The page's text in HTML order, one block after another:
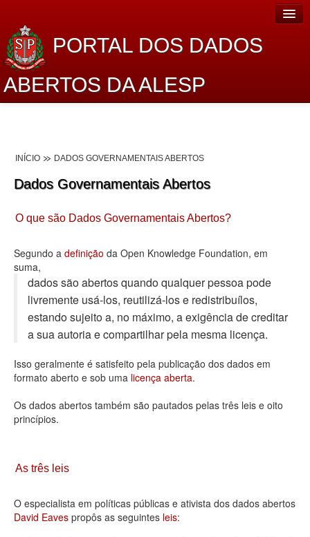
PORTAL DOS DADOS
ABERTOS DA ALESP
Lei de Acesso à Informação
Dados Governamentais Abertos
Planejamento
Catálogo de dados
Processo Legislativo
Deputados Estaduais
Administração
Legislação
Agenda
Contato
INÍCIO DADOS GOVERNAMENTAIS ABERTOS
Dados Governamentais Abertos
O que são Dados Governamentais Abertos?
Segundo a definição da Open Knowledge Foundation, em
suma,
dados são abertos quando qualquer pessoa pode
livremente usá-los, reutilizá-los e redistribuí­los,
estando sujeito a, no máximo, a exigência de creditar
a sua autoria e compartilhar pela mesma licença.
Isso geralmente é satisfeito pela publicação dos dados em
formato aberto e sob uma licença aberta.
Os dados abertos também são pautados pelas três leis e oito
princípios.
As três leis
O especialista em políticas públicas e ativista dos dados abertos
David Eaves propôs as seguintes leis: